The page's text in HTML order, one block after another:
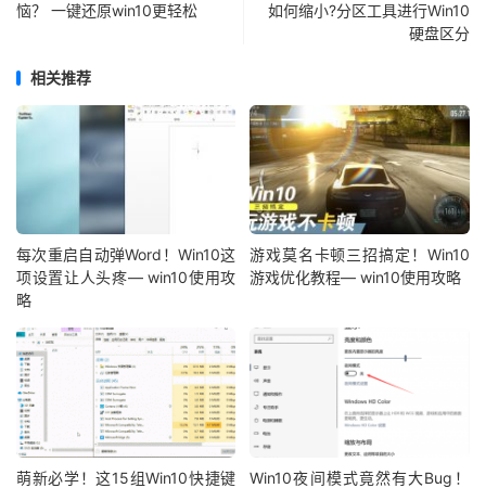
恼？ 一键还原win10更轻松
如何缩小?分区工具进行Win10
硬盘区分
相关推荐
每次重启自动弹Word！Win10这
项设置让人头疼— win10使用攻
略
游戏莫名卡顿三招搞定！Win10
游戏优化教程— win10使用攻略
萌新必学！这15组Win10快捷键
Win10夜间模式竟然有大Bug！